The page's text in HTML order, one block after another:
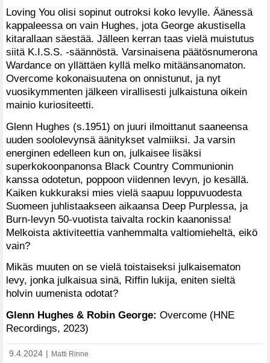
Loving You olisi sopinut outroksi koko levylle. Äänessä
kappaleessa on vain Hughes, jota George akustisella
kitarallaan säestää. Jälleen kerran taas vielä muistutus
siitä K.I.S.S. -säännöstä. Varsinaisena päätösnumerona
Wardance on yllättäen kyllä melko mitäänsanomaton.
Overcome kokonaisuutena on onnistunut, ja nyt
vuosikymmenten jälkeen virallisesti julkaistuna oikein
mainio kuriositeetti.
Glenn Hughes (s.1951) on juuri ilmoittanut saaneensa
uuden soololevynsä äänitykset valmiiksi. Ja varsin
energinen edelleen kun on, julkaisee lisäksi
superkokoonpanonsa Black Country Communionin
kanssa odotetun, poppoon viidennen levyn, jo kesällä.
Kaiken kukkuraksi mies vielä saapuu loppuvuodesta
Suomeen juhlistaakseen aikaansa Deep Purplessa, ja
Burn-levyn 50-vuotista taivalta rockin kaanonissa!
Melkoista aktiviteettia vanhemmalta valtiomieheltä, eikö
vain?
Mikäs muuten on se vielä toistaiseksi julkaisematon
levy, jonka julkaisua sinä, Riffin lukija, eniten sieltä
holvin uumenista odotat?
Glenn Hughes & Robin George: Overcome (HNE
Recordings, 2023)
9.4.2024 Matti Rinne